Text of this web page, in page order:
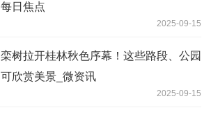
每日焦点
2025-09-15
栾树拉开桂林秋色序幕！这些路段、公园
可欣赏美景_微资讯
2025-09-15